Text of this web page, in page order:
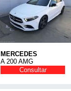
MERCEDES
A 200 AMG
Consultar